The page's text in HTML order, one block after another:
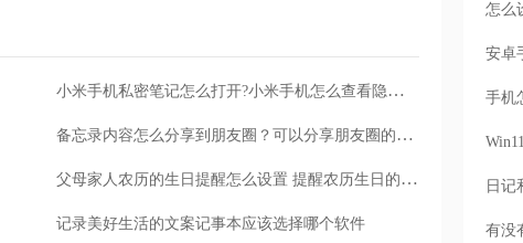
小米手机私密笔记怎么打开?小米手机怎么查看隐私笔记?
备忘录内容怎么分享到朋友圈？可以分享朋友圈的备忘软件推荐
父母家人农历的生日提醒怎么设置 提醒农历生日的软件
记录美好生活的文案记事本应该选择哪个软件
怎么
手机